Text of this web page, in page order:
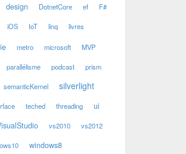
design DotnetCore ef F#
iOS IoT linq livres
metro microsoft MVP
parallélisme podcast prism
semanticKernel silverlight
teched threading
ui
vs2010 vs2012
windows8